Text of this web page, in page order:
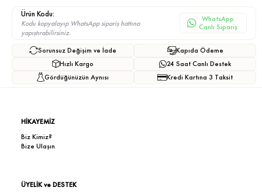
Ürün Kodu:
Kodu kopyalayıp WhatsApp sipariş hattına
yapıştırabilirsiniz.
WhatsApp
Canlı Sipariş
Sorunsuz Değişim ve İade
Hızlı Kargo
Gördüğünüzün Aynısı
Kapıda Ödeme
24 Saat Canlı Destek
Kredi Kartına 3 Taksit
HİKAYEMİZ
Biz Kimiz?
Bize Ulaşın
ÜYELİK ve DESTEK